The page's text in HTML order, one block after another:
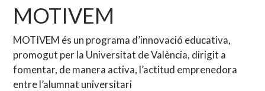
MOTIVEM
MOTIVEM és un programa d’innovació educativa,
promogut per la Universitat de València, dirigit a
fomentar, de manera activa, l’actitud emprenedora
entre l’alumnat universitari